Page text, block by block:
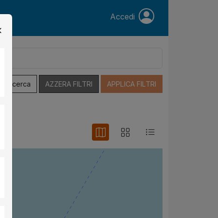
Accedi
Ricerca AZZERA FILTRI APPLICA FILTRI